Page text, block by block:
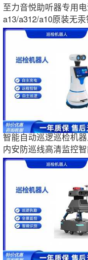
至力音悦助听器专用
a13/a312/a10原装无汞
气纽扣电池批发
智能自动巡逻巡检机
内安防巡线高清监控
别异常预警